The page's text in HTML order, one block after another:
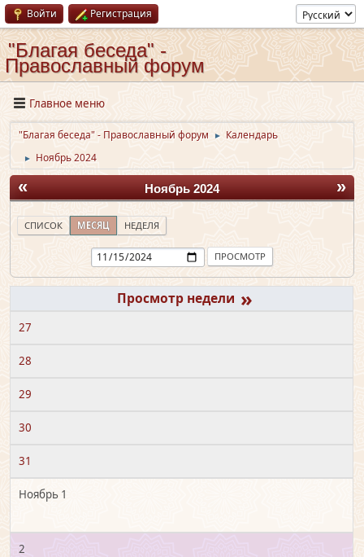
Войти Регистрация
"Благая беседа" -
Православный форум
Главное меню
"Благая беседа" - Православный форум ► Календарь
► Ноябрь 2024
« »
Ноябрь 2024
СПИСОК МЕСЯЦ НЕДЕЛЯ
»
27
28
29
30
31
Ноябрь 1
2